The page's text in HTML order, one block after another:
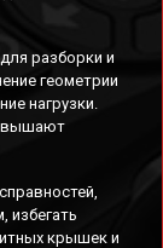
разборки и
геометрии
нагрузки.
избегать
крышек и